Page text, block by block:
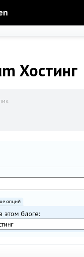
Хостинг
опций
этом блоге: